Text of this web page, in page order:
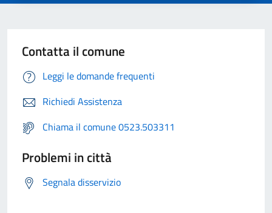
Contatta il comune
Leggi le domande frequenti
Richiedi Assistenza
Chiama il comune 0523.503311
Problemi in città
Segnala disservizio